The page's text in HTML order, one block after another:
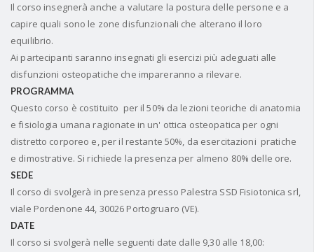
Il corso insegnerà anche a valutare la postura delle persone e a
capire quali sono le zone disfunzionali che alterano il loro
equilibrio.
Ai partecipanti saranno insegnati gli esercizi più adeguati alle
disfunzioni osteopatiche che impareranno a rilevare.
PROGRAMMA
Questo corso è costituito per il 50% da lezioni teoriche di anatomia
e fisiologia umana ragionate in un' ottica osteopatica per ogni
distretto corporeo e, per il restante 50%, da esercitazioni pratiche
e dimostrative. Si richiede la presenza per almeno 80% delle ore.
SEDE
Il corso di svolgerà in presenza presso Palestra SSD Fisiotonica srl,
viale Pordenone 44, 30026 Portogruaro (VE).
DATE
Il corso si svolgerà nelle seguenti date dalle 9,30 alle 18,00: